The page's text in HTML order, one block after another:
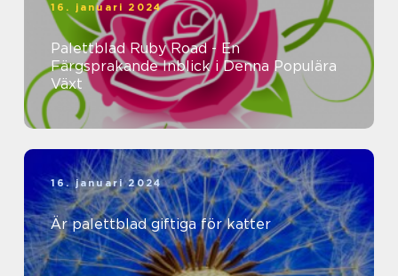
16. januari 2024
Palettblad Ruby Road - En
Färgsprakande Inblick i Denna Populära
Växt
16. januari 2024
Är palettblad giftiga för katter